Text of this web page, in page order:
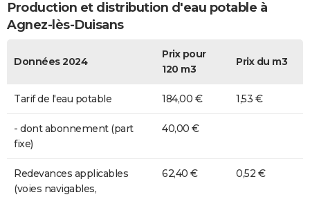
Production et distribution d'eau potable à
Agnez-lès-Duisans
Données 2024
Prix pour
120 m3
Prix du m3
Tarif de l'eau potable 184,00 € 1,53 €
- dont abonnement (part
fixe)
40,00 €
Redevances applicables
(voies navigables,
62,40 € 0,52 €